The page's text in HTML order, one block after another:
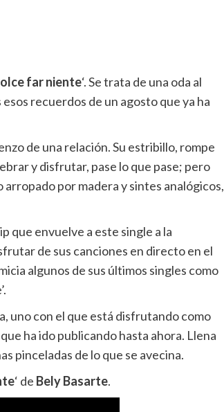
far niente‘. Se trata de una oda al
recuerdos de un agosto que ya ha
de una relación. Su estribillo, rompe
y disfrutar, pase lo que pase; pero
por madera y sintes analógicos,
que envuelve a este single a la
de sus canciones en directo en el
algunos de sus últimos singles como
uno con el que está disfrutando como
ha ido publicando hasta ahora. Llena
pinceladas de lo que se avecina.
‘ de Bely Basarte.